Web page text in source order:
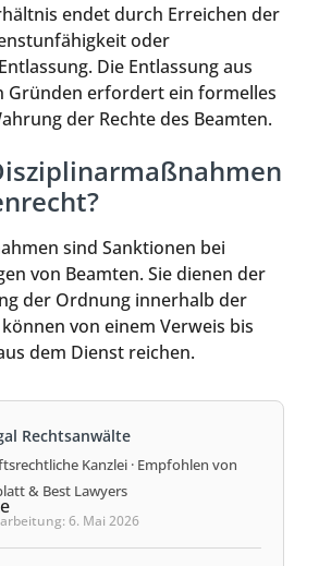
endet durch Erreichen der
oder
Die Entlassung aus
Gründen erfordert ein formelles
der Rechte des Beamten.
sind Sanktionen bei
von Beamten. Sie dienen der
der Ordnung innerhalb der
von einem Verweis bis
dem Dienst reichen.
Rechtsanwälte
Kanzlei · Empfohlen von
& Best Lawyers
6. Mai 2026